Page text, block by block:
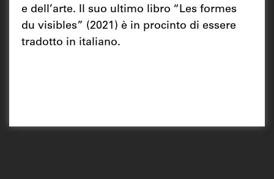
e dell’arte. Il suo ultimo libro “Les formes
du visibles” (2021) è in procinto di essere
tradotto in italiano.